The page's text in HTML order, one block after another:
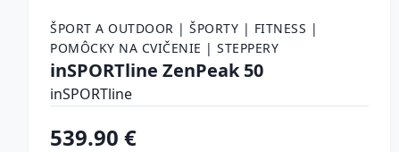
ŠPORT A OUTDOOR | ŠPORTY | FITNESS |
POMÔCKY NA CVIČENIE | STEPPERY
inSPORTline ZenPeak 50
inSPORTline
539.90 €